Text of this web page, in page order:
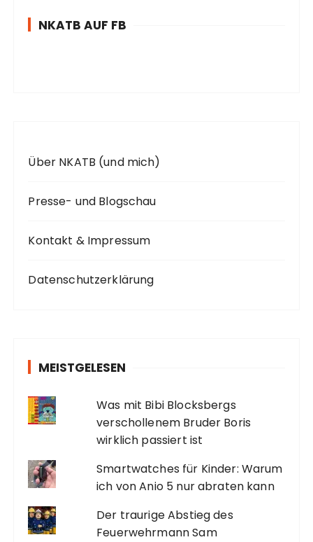
NKATB AUF FB
Über NKATB (und mich)
Presse- und Blogschau
Kontakt & Impressum
Datenschutzerklärung
MEISTGELESEN
Was mit Bibi Blocksbergs
verschollenem Bruder Boris
wirklich passiert ist
Smartwatches für Kinder: Warum
ich von Anio 5 nur abraten kann
Der traurige Abstieg des
Feuerwehrmann Sam